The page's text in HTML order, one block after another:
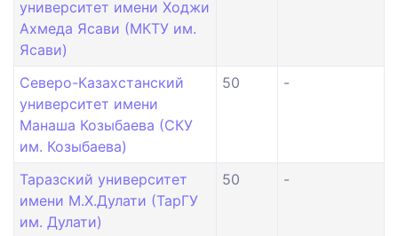
университет имени Ходжи
Ахмеда Ясави (МКТУ им.
Ясави)
Северо-Казахстанский
университет имени
Манаша Козыбаева (СКУ
им. Козыбаева)
50 -
Таразский университет
имени М.Х.Дулати (ТарГУ
им. Дулати)
50 -